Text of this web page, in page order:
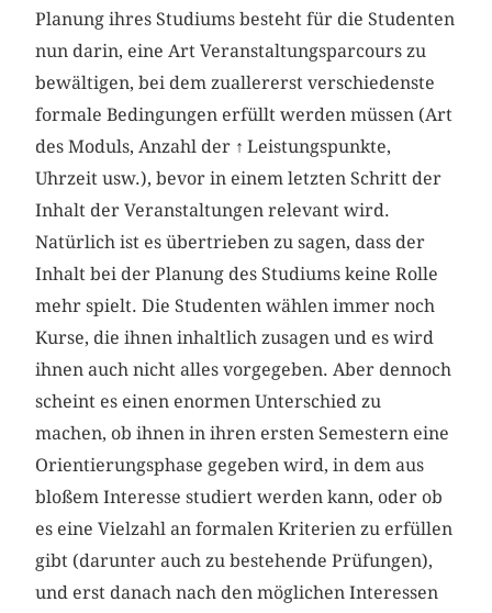
Planung ihres Studiums besteht für die Studenten
nun darin, eine Art Veranstaltungsparcours zu
bewältigen, bei dem zuallererst verschiedenste
formale Bedingungen erfüllt werden müssen (Art
des Moduls, Anzahl der ↑Leistungspunkte,
Uhrzeit usw.), bevor in einem letzten Schritt der
Inhalt der Veranstaltungen relevant wird.
Natürlich ist es übertrieben zu sagen, dass der
Inhalt bei der Planung des Studiums keine Rolle
mehr spielt. Die Studenten wählen immer noch
Kurse, die ihnen inhaltlich zusagen und es wird
ihnen auch nicht alles vorgegeben. Aber dennoch
scheint es einen enormen Unterschied zu
machen, ob ihnen in ihren ersten Semestern eine
Orientierungsphase gegeben wird, in dem aus
bloßem Interesse studiert werden kann, oder ob
es eine Vielzahl an formalen Kriterien zu erfüllen
gibt (darunter auch zu bestehende Prüfungen),
und erst danach nach den möglichen Interessen